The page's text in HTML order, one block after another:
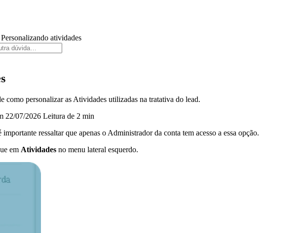
Personalizando atividades
como personalizar as Atividades utilizadas na tratativa do lead.
22/07/2026 Leitura de 2 min
ressaltar que apenas o Administrador da conta tem acesso a essa opção.
em Atividades no menu lateral esquerdo.